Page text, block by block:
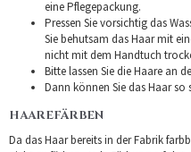
eine Pflegepackung.
Pressen Sie vorsichtig das
Sie behutsam das Haar mit
nicht mit dem Handtuch
Bitte lassen Sie die Haare an
Dann können Sie das Haar so
HAAREFÄRBEN
Da das Haar bereits in der Fabrik